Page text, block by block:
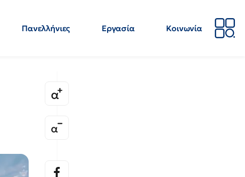
Πανελλήνιες Εργασία
Κοινωνία